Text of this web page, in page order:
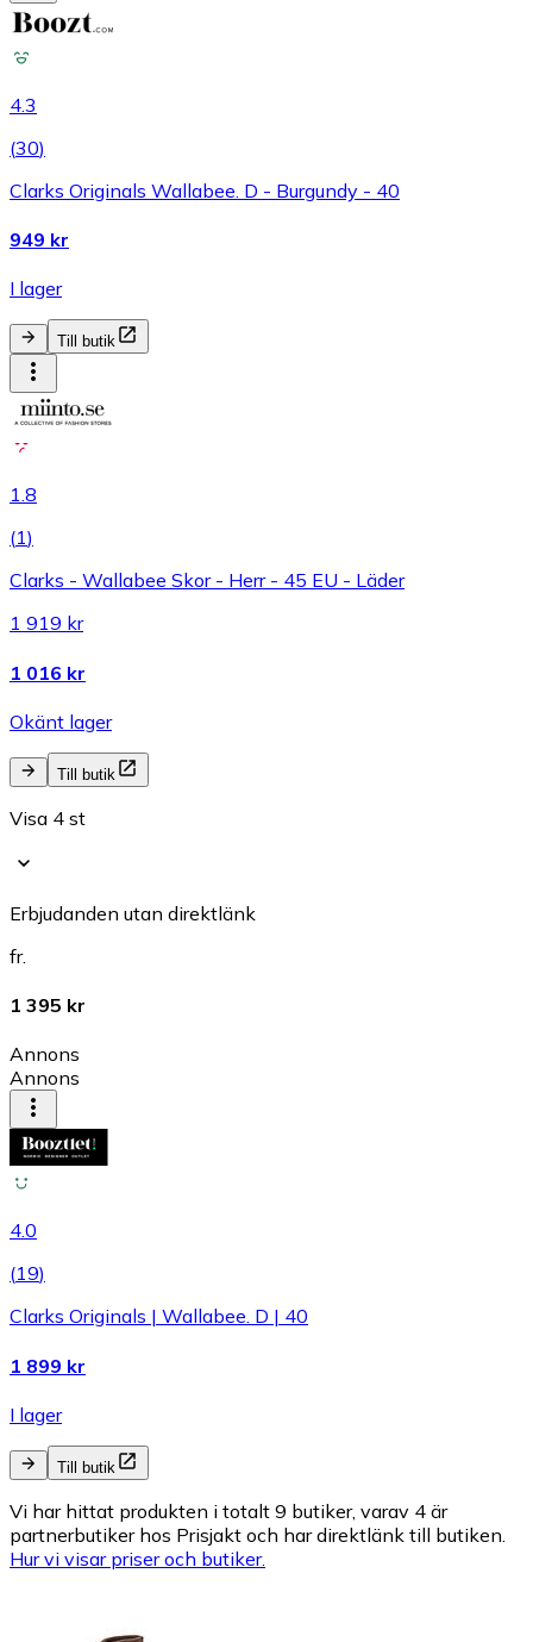
4.3
(30)
Clarks Originals Wallabee. D - Burgundy - 40
949 kr
I lager
Till butik
1.8
(1)
Clarks - Wallabee Skor - Herr - 45 EU - Läder
1 919 kr
1 016 kr
Okänt lager
Till butik
Visa 4 st
Erbjudanden utan direktlänk
fr.
1 395 kr
Annons
Annons
4.0
(19)
Clarks Originals | Wallabee. D | 40
1 899 kr
I lager
Till butik
Vi har hittat produkten i totalt 9 butiker, varav 4 är
partnerbutiker hos Prisjakt och har direktlänk till butiken.
Hur vi visar priser och butiker.